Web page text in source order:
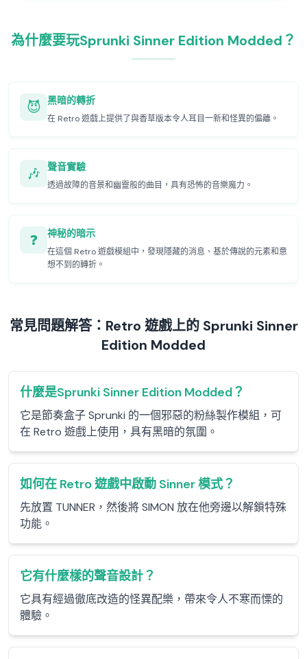
為什麼要玩Sprunki Sinner Edition Modded？
😈 黑暗的轉折
在 Retro 遊戲上提供了與香草版本令人耳目一新和怪異的偏離。
🎶 聲音實驗
透過故障的音景和幽靈般的曲目，具有恐怖的音樂魔力。
❓ 神秘的暗示
在這個 Retro 遊戲模組中，發現隱藏的消息、基於傳說的元素和意
想不到的轉折。
常見問題解答：Retro 遊戲上的 Sprunki Sinner
Edition Modded
什麼是Sprunki Sinner Edition Modded？
它是節奏盒子 Sprunki 的一個邪惡的粉絲製作模組，可
在 Retro 遊戲上使用，具有黑暗的氛圍。
如何在 Retro 遊戲中啟動 Sinner 模式？
先放置 TUNNER，然後將 SIMON 放在他旁邊以解鎖特殊
功能。
它有什麼樣的聲音設計？
它具有經過徹底改造的怪異配樂，帶來令人不寒而慄的
體驗。